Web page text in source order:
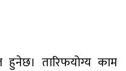
हुनेछ। तारिफयोग्य काम